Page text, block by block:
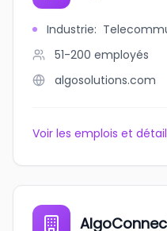
Industrie:
51-200 employés
algosolutions.com
Voir les emplois et